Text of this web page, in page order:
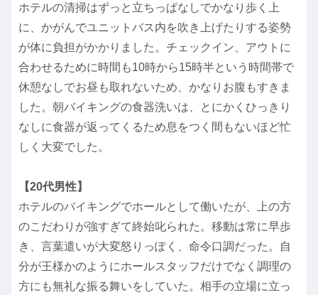
ホテルの清掃はずっと立ちっぱなしでかなり歩く上
に、かがんでユニットバス内を吹き上げたりする姿勢
が体に負担がかかりました。チェックイン、アウトに
合わせるために時間も10時から15時半という時間帯で
休憩なしでお昼も取れないため、かなりお腹もすきま
した。朝バイキングの食器洗いは、とにかくひっきり
なしに食器が返ってくるため息をつく間もないほど忙
しく大変でした。
【20代男性】
ホテルのバイキングでホールとして働いたが、上の方
のこだわりが強すぎて終始叱られた。移動は常に早歩
き、言葉遣いが大変怒りっぽく、命令口調だった。自
分が王様かのようにホールスタッフだけでなく調理の
方にも無礼な振る舞いをしていた。相手の立場に立っ